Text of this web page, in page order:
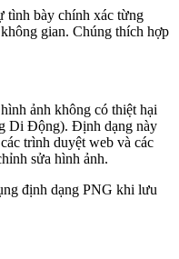
tình bày chính xác từng
gian. Chúng thích hợp
ảnh không có thiệt hại
Di Động). Định dạng này
trình duyệt web và các
sửa hình ảnh.
định dạng PNG khi lưu